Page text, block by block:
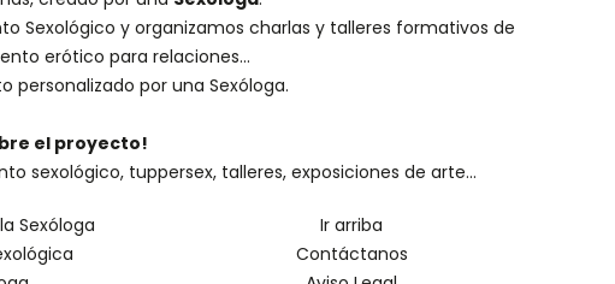
Sexológico y organizamos charlas y talleres formativos de
erótico para relaciones...
personalizado por una Sexóloga.
el proyecto!
sexológico, tuppersex, talleres, exposiciones de arte...
Sexóloga
Ir arriba
Contáctanos